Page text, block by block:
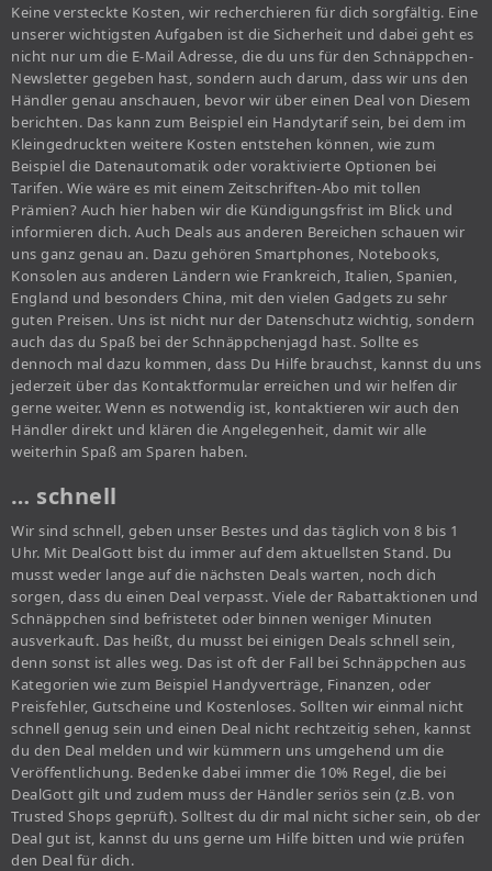
Keine versteckte Kosten, wir recherchieren für dich sorgfältig. Eine
unserer wichtigsten Aufgaben ist die Sicherheit und dabei geht es
nicht nur um die E-Mail Adresse, die du uns für den Schnäppchen-
Newsletter gegeben hast, sondern auch darum, dass wir uns den
Händler genau anschauen, bevor wir über einen Deal von Diesem
berichten. Das kann zum Beispiel ein Handytarif sein, bei dem im
Kleingedruckten weitere Kosten entstehen können, wie zum
Beispiel die Datenautomatik oder voraktivierte Optionen bei
Tarifen. Wie wäre es mit einem Zeitschriften-Abo mit tollen
Prämien? Auch hier haben wir die Kündigungsfrist im Blick und
informieren dich. Auch Deals aus anderen Bereichen schauen wir
uns ganz genau an. Dazu gehören Smartphones, Notebooks,
Konsolen aus anderen Ländern wie Frankreich, Italien, Spanien,
England und besonders China, mit den vielen Gadgets zu sehr
guten Preisen. Uns ist nicht nur der Datenschutz wichtig, sondern
auch das du Spaß bei der Schnäppchenjagd hast. Sollte es
dennoch mal dazu kommen, dass Du Hilfe brauchst, kannst du uns
jederzeit über das Kontaktformular erreichen und wir helfen dir
gerne weiter. Wenn es notwendig ist, kontaktieren wir auch den
Händler direkt und klären die Angelegenheit, damit wir alle
weiterhin Spaß am Sparen haben.
… schnell
Wir sind schnell, geben unser Bestes und das täglich von 8 bis 1
Uhr. Mit DealGott bist du immer auf dem aktuellsten Stand. Du
musst weder lange auf die nächsten Deals warten, noch dich
sorgen, dass du einen Deal verpasst. Viele der Rabattaktionen und
Schnäppchen sind befristetet oder binnen weniger Minuten
ausverkauft. Das heißt, du musst bei einigen Deals schnell sein,
denn sonst ist alles weg. Das ist oft der Fall bei Schnäppchen aus
Kategorien wie zum Beispiel Handyverträge, Finanzen, oder
Preisfehler, Gutscheine und Kostenloses. Sollten wir einmal nicht
schnell genug sein und einen Deal nicht rechtzeitig sehen, kannst
du den Deal melden und wir kümmern uns umgehend um die
Veröffentlichung. Bedenke dabei immer die 10% Regel, die bei
DealGott gilt und zudem muss der Händler seriös sein (z.B. von
Trusted Shops geprüft). Solltest du dir mal nicht sicher sein, ob der
Deal gut ist, kannst du uns gerne um Hilfe bitten und wie prüfen
den Deal für dich.